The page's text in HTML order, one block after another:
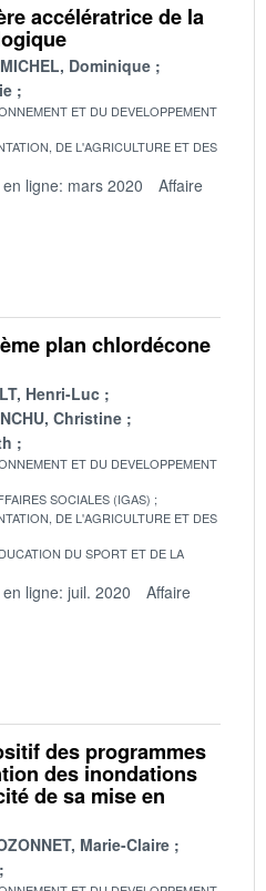
accélératrice de la
MICHEL, Dominique
ET DU DEVELOPPEMENT
DE L'AGRICULTURE ET DES
ligne: mars 2020
Affaire
plan chlordécone
Henri-Luc
Christine
ET DU DEVELOPPEMENT
SOCIALES (IGAS)
DE L'AGRICULTURE ET DES
DU SPORT ET DE LA
ligne: juil. 2020
Affaire
des programmes
des inondations
de sa mise en
Marie-Claire